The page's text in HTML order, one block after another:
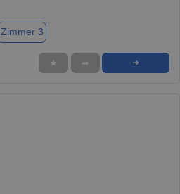
Zimmer 3
★ ➦ ➜